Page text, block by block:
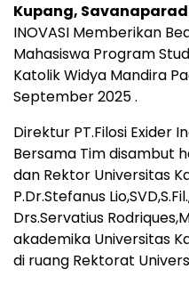
Kupang,
INOVASI Memberikan
Mahasiswa Program
Katolik Widya Mandira
September 2025 .
Direktur PT.Filosi Exider
Bersama Tim disambut
dan Rektor Universitas
P.Dr.Stefanus
Drs.Servatius
akademika Universitas
di ruang Rektorat